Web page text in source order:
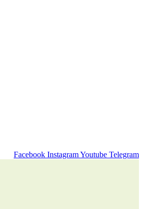
Facebook InstagramYoutube Telegram